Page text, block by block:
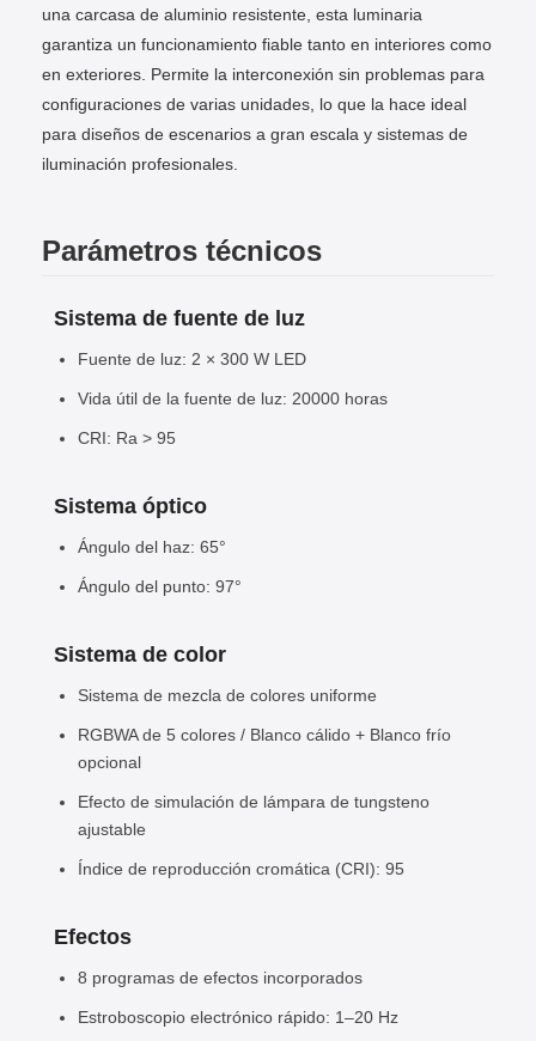
una carcasa de aluminio resistente, esta luminaria
garantiza un funcionamiento fiable tanto en interiores como
en exteriores. Permite la interconexión sin problemas para
configuraciones de varias unidades, lo que la hace ideal
para diseños de escenarios a gran escala y sistemas de
iluminación profesionales.
Parámetros técnicos
Sistema de fuente de luz
Fuente de luz: 2 × 300 W LED
Vida útil de la fuente de luz: 20000 horas
CRI: Ra > 95
Sistema óptico
Ángulo del haz: 65°
Ángulo del punto: 97°
Sistema de color
Sistema de mezcla de colores uniforme
RGBWA de 5 colores / Blanco cálido + Blanco frío
opcional
Efecto de simulación de lámpara de tungsteno
ajustable
Índice de reproducción cromática (CRI): 95
Efectos
8 programas de efectos incorporados
Estroboscopio electrónico rápido: 1–20 Hz